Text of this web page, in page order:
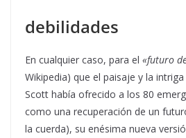
debilidades
En cualquier caso, para el «futuro
Wikipedia) que el paisaje y la
Scott había ofrecido a los 80
como una recuperación de un
la cuerda), su enésima nueva